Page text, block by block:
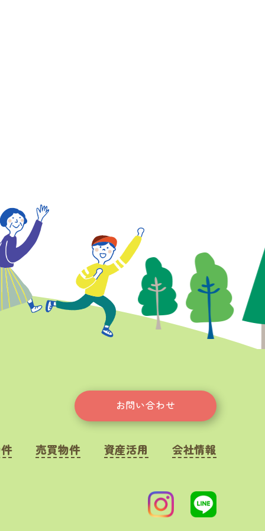
お問い合わせ
売買物件 資産活用 会社情報